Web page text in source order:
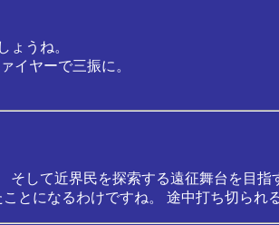
ょうね。
イヤーで三振に。
して近界民を探索する遠征舞台を目指
とになるわけですね。 途中打ち切ら